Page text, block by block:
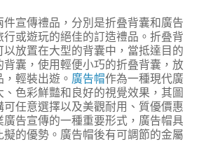
宣傳禮品，分別是折叠背囊和廣告
行或遊玩的絕佳的訂造禮品。折叠背
放置在大型的背囊中，當抵達目的
囊，使用輕便小巧的折叠背囊，放
輕裝出遊。 廣告帽作為一種現代廣
色彩鮮豔和良好的視覺效果，其圖
任意選擇以及美觀耐用、質優價惠
告宣傳的一種重要形式，廣告帽具
的優勢。廣告帽後有可調節的金屬